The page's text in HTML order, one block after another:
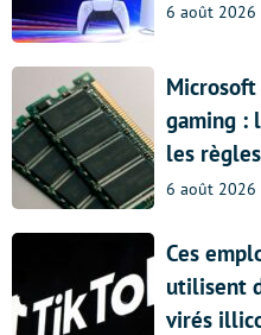
6 août 2026
Microsoft
gaming :
les règles
6 août 2026
Ces
utilisent
virés